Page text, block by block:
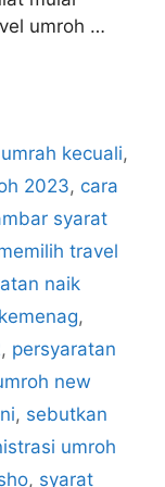
umroh …
kecuali,
2023, cara
syarat
travel
naik
,
, persyaratan
new
, sebutkan
umroh
, syarat